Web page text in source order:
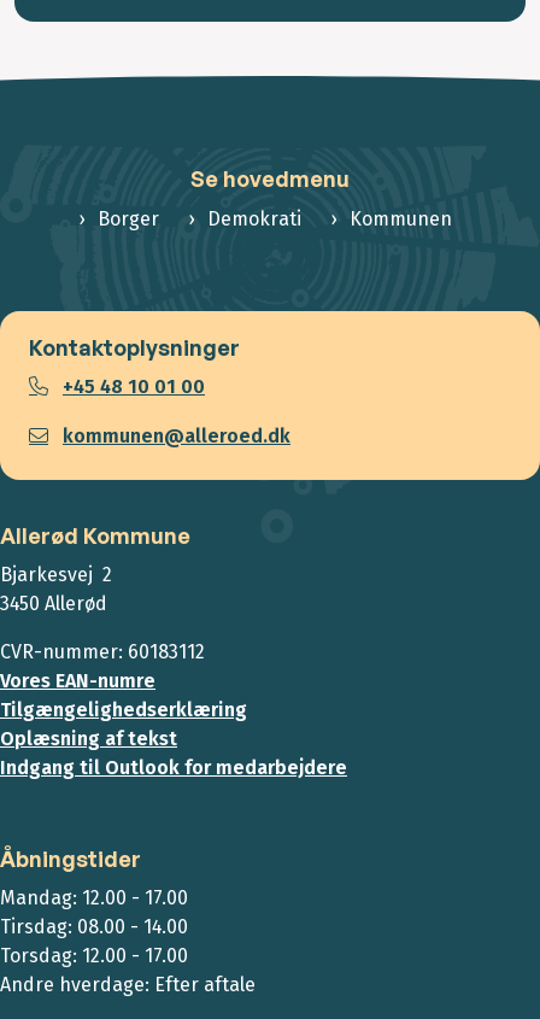
Se hovedmenu
Borger Demokrati Kommunen
Kontaktoplysninger
+45 48 10 01 00
kommunen@alleroed.dk
Allerød Kommune
Bjarkesvej 2
3450 Allerød
CVR-nummer: 60183112
Vores EAN-numre
Tilgængelighedserklæring
Oplæsning af tekst
Indgang til Outlook for medarbejdere
Åbningstider
Mandag: 12.00 - 17.00
Tirsdag: 08.00 - 14.00
Torsdag: 12.00 - 17.00
Andre hverdage: Efter aftale